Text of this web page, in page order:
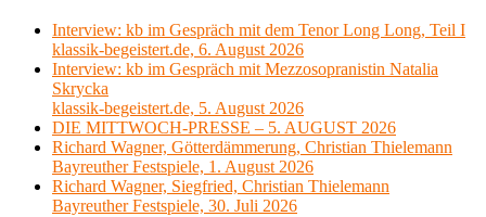
Interview: kb im Gespräch mit dem Tenor Long Long, Teil I
klassik-begeistert.de, 6. August 2026
Interview: kb im Gespräch mit Mezzosopranistin Natalia
Skrycka
klassik-begeistert.de, 5. August 2026
DIE MITTWOCH-PRESSE – 5. AUGUST 2026
Richard Wagner, Götterdämmerung, Christian Thielemann
Bayreuther Festspiele, 1. August 2026
Richard Wagner, Siegfried, Christian Thielemann
Bayreuther Festspiele, 30. Juli 2026